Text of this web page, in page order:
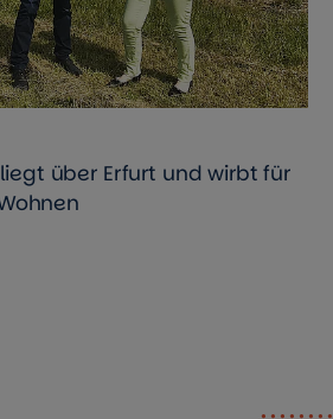
über Erfurt und wirbt für